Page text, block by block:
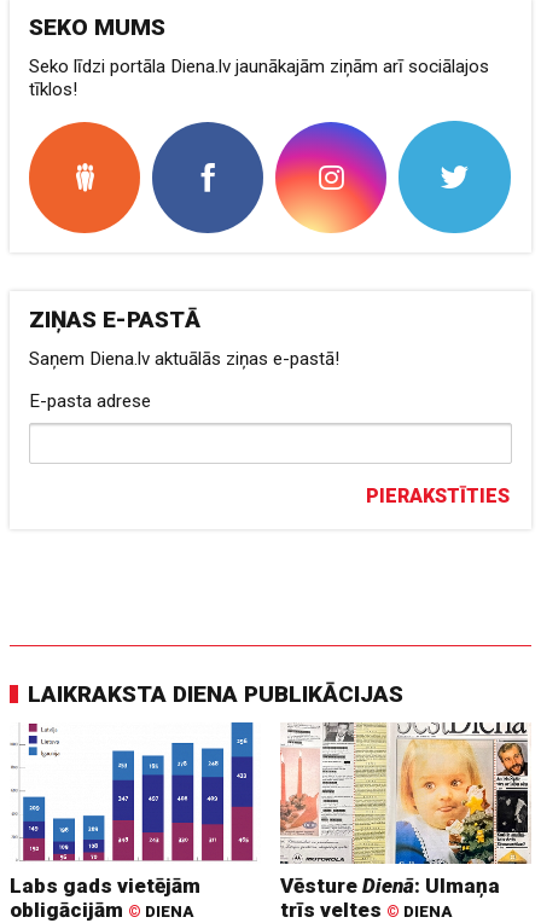
SEKO MUMS
Seko līdzi portāla Diena.lv jaunākajām ziņām arī sociālajos
tīklos!
ZIŅAS E-PASTĀ
Saņem Diena.lv aktuālās ziņas e-pastā!
E-pasta adrese
PIERAKSTĪTIES
LAIKRAKSTA DIENA PUBLIKĀCIJAS
Labs gads vietējām
obligācijām © DIENA
VēstureDienā: Ulmaņa
trīs veltes © DIENA